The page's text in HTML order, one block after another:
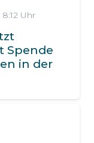
Uhr
Spende
in der